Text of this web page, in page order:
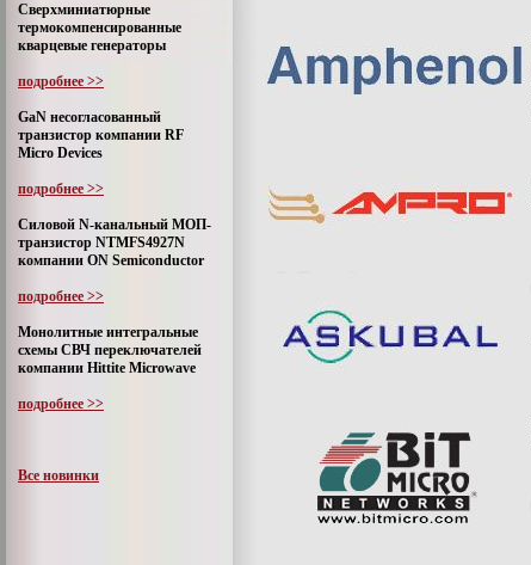
Сверхминиатюрные
термокомпенсированные
кварцевые генераторы
подробнее >>
GaN несогласованный
транзистор компании RF
Micro Devices
подробнее >>
Силовой N-канальный МОП-
транзистор NTMFS4927N
компании ON Semiconductor
подробнее >>
Монолитные интегральные
схемы СВЧ переключателей
компании Hittite Microwave
подробнее >>
Все новинки